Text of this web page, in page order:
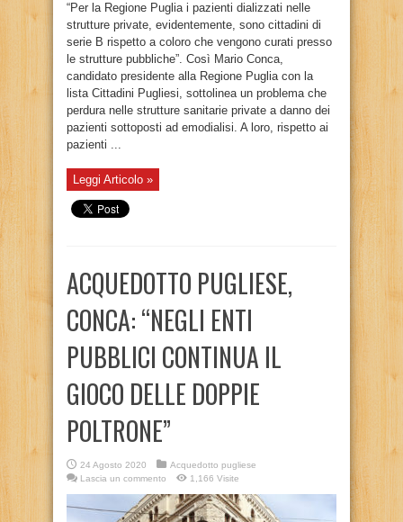
“Per la Regione Puglia i pazienti dializzati nelle
strutture private, evidentemente, sono cittadini di
serie B rispetto a coloro che vengono curati presso
le strutture pubbliche”. Così Mario Conca,
candidato presidente alla Regione Puglia con la
lista Cittadini Pugliesi, sottolinea un problema che
perdura nelle strutture sanitarie private a danno dei
pazienti sottoposti ad emodialisi. A loro, rispetto ai
pazienti ...
Leggi Articolo »
ACQUEDOTTO PUGLIESE,
CONCA: “NEGLI ENTI
PUBBLICI CONTINUA IL
GIOCO DELLE DOPPIE
POLTRONE”
24 Agosto 2020
Acquedotto pugliese
Lascia un commento
1,166 Visite